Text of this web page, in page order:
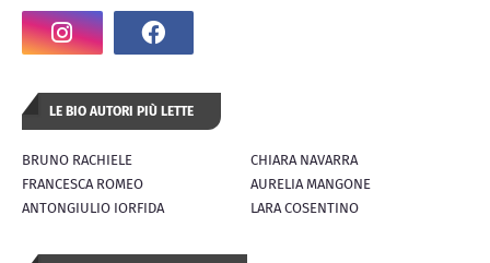
LE BIO AUTORI PIÙ LETTE
BRUNO RACHIELE
CHIARA NAVARRA
FRANCESCA ROMEO
AURELIA MANGONE
ANTONGIULIO IORFIDA
LARA COSENTINO